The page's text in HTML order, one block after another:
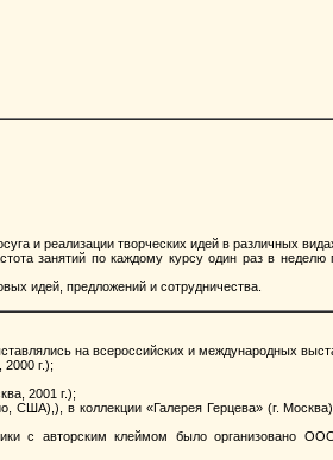
и реализации творческих идей в различных видах
занятий по каждому курсу один раз в
идей, предложений и сотрудничества.
на всероссийских и международных
г.);
2001 г.);
США),), в коллекции «Галерея Герцева» (г.
с авторским клеймом было организовано